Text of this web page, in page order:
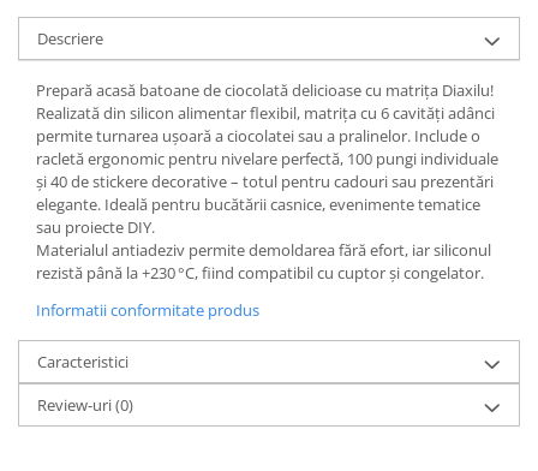
Vaze si boluri decorative
Vesela unica folosinta
Descriere
Prepară acasă batoane de ciocolată delicioase cu matrița Diaxilu!
Realizată din silicon alimentar flexibil, matrița cu 6 cavități adânci
permite turnarea ușoară a ciocolatei sau a pralinelor. Include o
racletă ergonomic pentru nivelare perfectă, 100 pungi individuale
și 40 de stickere decorative – totul pentru cadouri sau prezentări
elegante. Ideală pentru bucătării casnice, evenimente tematice
sau proiecte DIY.
Materialul antiadeziv permite demoldarea fără efort, iar siliconul
rezistă până la +230 °C, fiind compatibil cu cuptor și congelator.
Informatii conformitate produs
Caracteristici
Review-uri(0)